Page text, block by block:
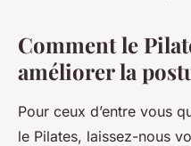
Comment le
améliorer la
Pour ceux d’entre vous
le Pilates, laissez-nous